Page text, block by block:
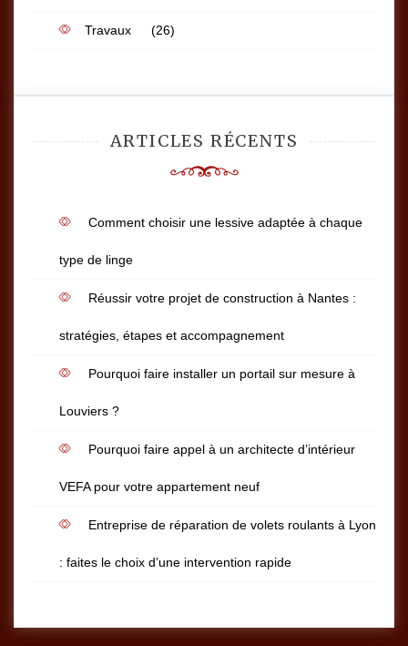
Travaux (26)
ARTICLES RÉCENTS
Comment choisir une lessive adaptée à chaque
type de linge
Réussir votre projet de construction à Nantes :
stratégies, étapes et accompagnement
Pourquoi faire installer un portail sur mesure à
Louviers ?
Pourquoi faire appel à un architecte d’intérieur
VEFA pour votre appartement neuf
Entreprise de réparation de volets roulants à Lyon
: faites le choix d’une intervention rapide